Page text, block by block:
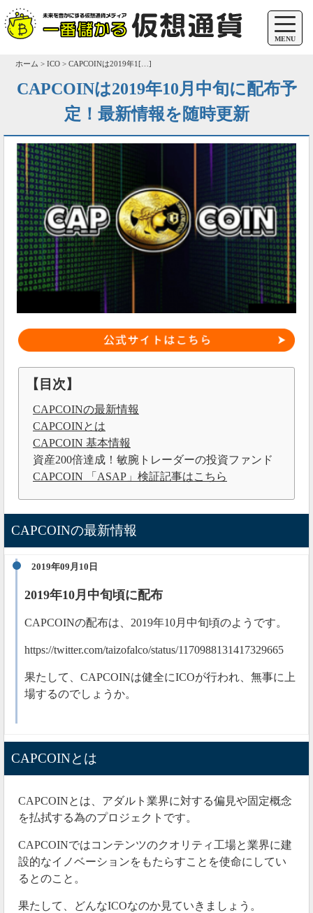
MENU
ホーム > ICO > CAPCOINは2019年1[…]
CAPCOINは2019年10月中旬に配布予
定！最新情報を随時更新
【目次】
CAPCOINの最新情報
CAPCOINとは
CAPCOIN 基本情報
資産200倍達成！敏腕トレーダーの投資ファンド
CAPCOIN 「ASAP」検証記事はこちら
CAPCOINの最新情報
2019年09月10日
2019年10月中旬頃に配布
CAPCOINの配布は、2019年10月中旬頃のようです。
https://twitter.com/taizofalco/status/1170988131417329665
果たして、CAPCOINは健全にICOが行われ、無事に上
場するのでしょうか。
CAPCOINとは
CAPCOINとは、アダルト業界に対する偏見や固定概念
を払拭する為のプロジェクトです。
CAPCOINではコンテンツのクオリティ工場と業界に建
設的なイノベーションをもたらすことを使命にしてい
るとのこと。
果たして、どんなICOなのか見ていきましょう。